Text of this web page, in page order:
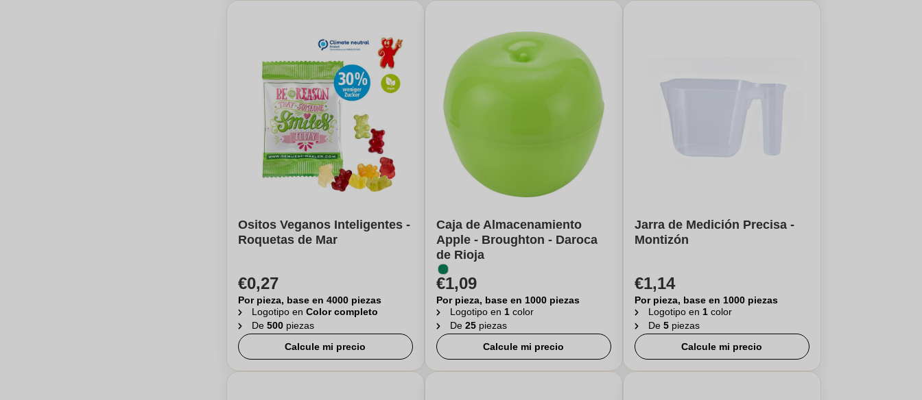
Ositos Veganos Inteligentes -
Roquetas de Mar
€0,27
Por pieza, base en 4000 piezas
Logotipo en Color completo
De 500 piezas
Calcule mi precio
Caja de Almacenamiento
Apple - Broughton - Daroca
de Rioja
€1,09
Por pieza, base en 1000 piezas
Logotipo en 1 color
De 25 piezas
Calcule mi precio
Jarra de Medición Precisa -
Montizón
€1,14
Por pieza, base en 1000 piezas
Logotipo en 1 color
De 5 piezas
Calcule mi precio